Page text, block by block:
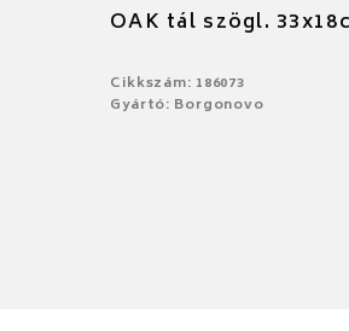
OAK tál szögl.
Cikkszám: 186073
Gyártó: Borgonovo